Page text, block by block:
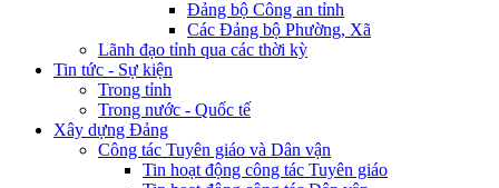
Đảng bộ Công an tỉnh
Các Đảng bộ Phường, Xã
Lãnh đạo tỉnh qua các thời kỳ
Tin tức - Sự kiện
Trong tỉnh
Trong nước - Quốc tế
Xây dựng Đảng
Công tác Tuyên giáo và Dân vận
Tin hoạt động công tác Tuyên giáo